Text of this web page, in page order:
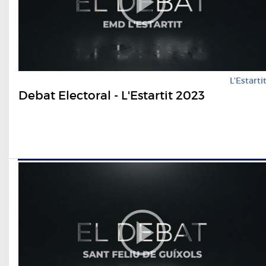
L'Estartit
Debat Electoral - L'Estartit 2023